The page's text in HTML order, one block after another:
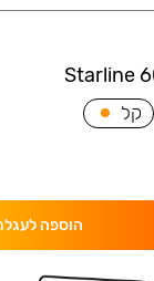
Starline
קל
הוספה